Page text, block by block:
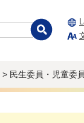
> 民生委員・児童委